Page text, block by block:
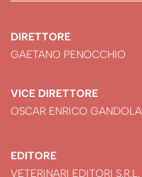
DIRETTORE
GAETANO PENOCCHIO
VICE DIRETTORE
OSCAR ENRICO GANDOLA
EDITORE
VETERINARI EDITORI S.R.L.